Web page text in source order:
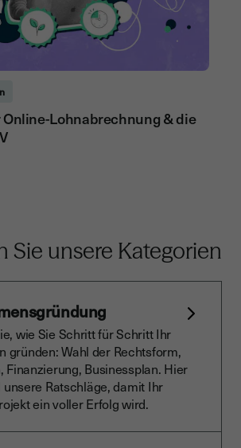
Online-Lohnabrechnung & die
Sie unsere Kategorien
wie Sie Schritt für Schritt Ihr
gründen: Wahl der Rechtsform,
Finanzierung, Businessplan. Hier
Ratschläge, damit Ihr
ein voller Erfolg wird.